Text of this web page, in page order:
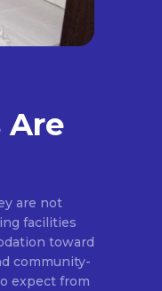
Are
are not
facilities
toward
community-
expect from